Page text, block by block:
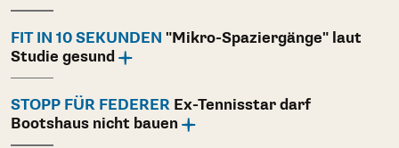
FIT IN 10 SEKUNDEN "Mikro-Spaziergänge" laut
Studie gesund
STOPP FÜR FEDERER Ex-Tennisstar darf
Bootshaus nicht bauen